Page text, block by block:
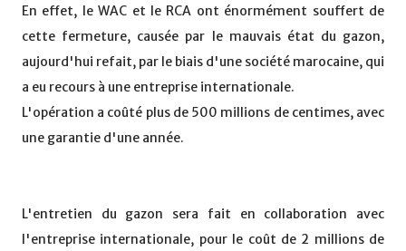
En effet, le WAC et le RCA ont énormément souffert de
cette fermeture, causée par le mauvais état du gazon,
aujourd'hui refait, par le biais d'une société marocaine, qui
a eu recours à une entreprise internationale.
L'opération a coûté plus de 500 millions de centimes, avec
une garantie d'une année.
L'entretien du gazon sera fait en collaboration avec
l'entreprise internationale, pour le coût de 2 millions de